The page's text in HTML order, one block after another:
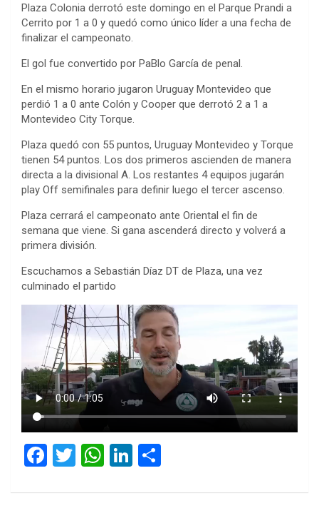
Plaza Colonia derrotó este domingo en el Parque Prandi a
Cerrito por 1 a 0 y quedó como único líder a una fecha de
finalizar el campeonato.
El gol fue convertido por PaBlo García de penal.
En el mismo horario jugaron Uruguay Montevideo que
perdió 1 a 0 ante Colón y Cooper que derrotó 2 a 1 a
Montevideo City Torque.
Plaza quedó con 55 puntos, Uruguay Montevideo y Torque
tienen 54 puntos. Los dos primeros ascienden de manera
directa a la divisional A. Los restantes 4 equipos jugarán
play Off semifinales para definir luego el tercer ascenso.
Plaza cerrará el campeonato ante Oriental el fin de
semana que viene. Si gana ascenderá directo y volverá a
primera división.
Escuchamos a Sebastián Díaz DT de Plaza, una vez
culminado el partido
F
ce
T
tt
W
at
Li
ke m